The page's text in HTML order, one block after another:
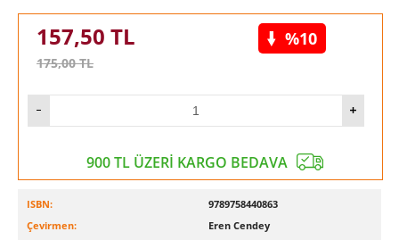
157,50 TL
175,00TL
%10
900 TL ÜZERİ KARGO BEDAVA
ISBN:
9789758440863
Çevirmen:
Eren Cendey